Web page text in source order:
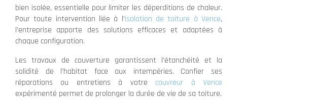
bien isolée, essentielle pour limiter les déperditions de chaleur.
Pour toute intervention liée à l’isolation de toiture à Vence,
l’entreprise apporte des solutions efficaces et adaptées à
chaque configuration.
Les travaux de couverture garantissent l'étanchéité et la
solidité de l'habitat face aux intempéries. Confier ses
réparations ou entretiens à votre couvreur à Vence
expérimenté permet de prolonger la durée de vie de sa toiture.